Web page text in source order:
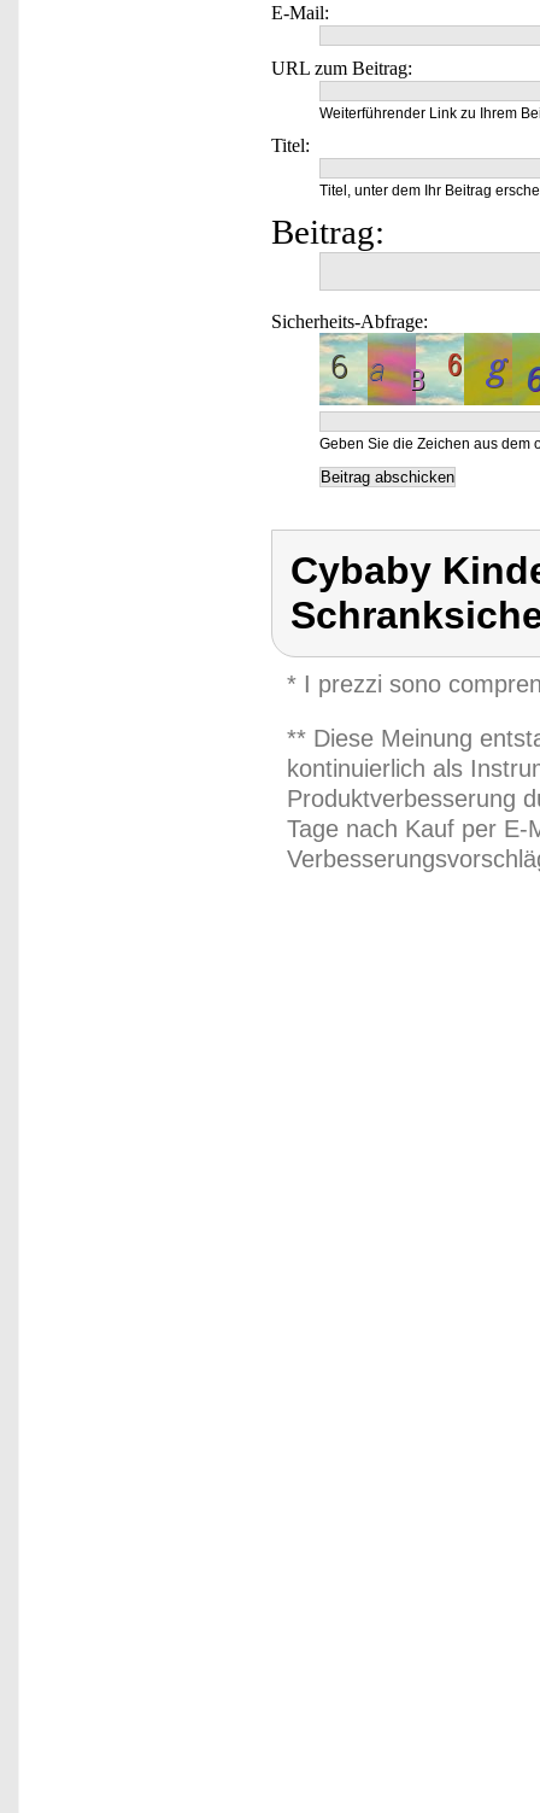
E-Mail:
URL zum Beitrag:
Weiterführender Link zu Ihrem
Titel:
Titel, unter dem Ihr Beitrag
Beitrag:
Sicherheits-Abfrage:
Geben Sie die Zeichen aus dem
Cybaby
* I prezzi sono
** Diese Meinung
kontinuierlich als
Produktverbesserung
Tage nach Kauf per E-